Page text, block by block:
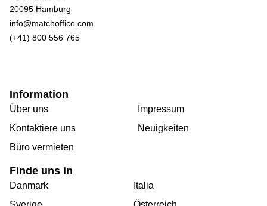
20095 Hamburg
info@matchoffice.com
(+41) 800 556 765
Information
Über uns
Kontaktiere uns
Büro vermieten
Impressum
Neuigkeiten
Finde uns in
Danmark
Italia